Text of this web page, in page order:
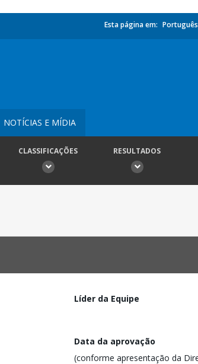
Esta página em: Português
NOTÍCIAS E MÍDIA
CLASSIFICAÇÕES RESULTADOS
Líder da Equipe
Data da aprovação
(conforme apresentação da